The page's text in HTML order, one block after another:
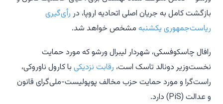
بازگشت کامل به جریان اصلی اتحادیه اروپا، در رأی‌گیری
ریاست‌جمهوری یکشنبه مشخص خواهد شد.
رافال چاسکوفسکی، شهردار لیبرال ورشو که مورد حمایت
نخست‌وزیر دونالد تاسک است، رقابت نزدیکی با کارول ناوروکی،
راست‌گرا و مورد حمایت حزب مخالف پوپولیست-ملی‌گرای قانون
و عدالت (PiS) دارد.